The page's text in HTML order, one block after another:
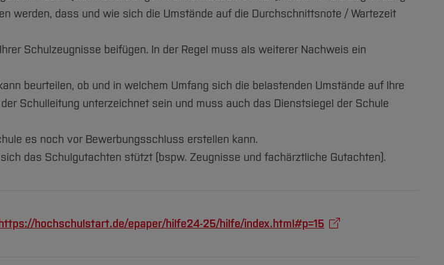
werden, dass und wie sich die Umstände auf die Durchschnittsnote / Wartezeit
Schulzeugnisse beifügen. In der Regel muss als weiterer Nachweis ein
beurteilen, ob und in welchem Umfang sich die belastenden Umstände auf Ihre
Schulleitung unterzeichnet sein und muss auch das Dienstsiegel der Schule
es noch vor Bewerbungsschluss erstellen kann.
das Schulgutachten stützt (bspw. Zeugnisse und fachärztliche Gutachten).
https://hochschulstart.de/epaper/hilfe24-25/hilfe/index.html#p=15